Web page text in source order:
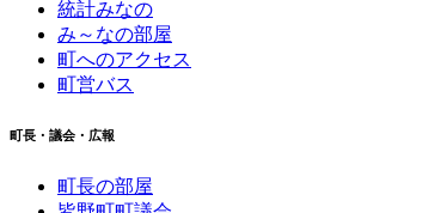
統計みなの
み～なの部屋
町へのアクセス
町営バス
町長・議会・広報
町長の部屋